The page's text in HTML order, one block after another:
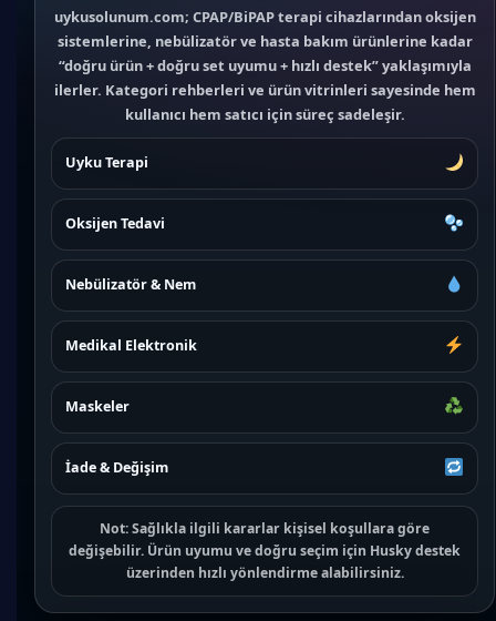
uykusolunum.com; CPAP/BiPAP terapi cihazlarından oksijen
sistemlerine, nebülizatör ve hasta bakım ürünlerine kadar
“doğru ürün + doğru set uyumu + hızlı destek” yaklaşımıyla
ilerler. Kategori rehberleri ve ürün vitrinleri sayesinde hem
kullanıcı hem satıcı için süreç sadeleşir.
Uyku Terapi
Oksijen Tedavi
Nebülizatör & Nem
Medikal Elektronik
Maskeler
İade & Değişim
Not:Sağlıkla ilgili kararlar kişisel koşullara göre
değişebilir. Ürün uyumu ve doğru seçim için Husky destek
üzerinden hızlı yönlendirme alabilirsiniz.